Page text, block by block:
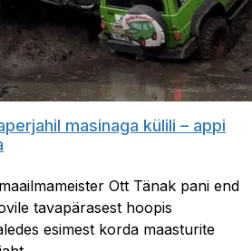
masinaga külili – appi
Ott Tänak pani end
tavapärasest hoopis
esimest korda maasturite